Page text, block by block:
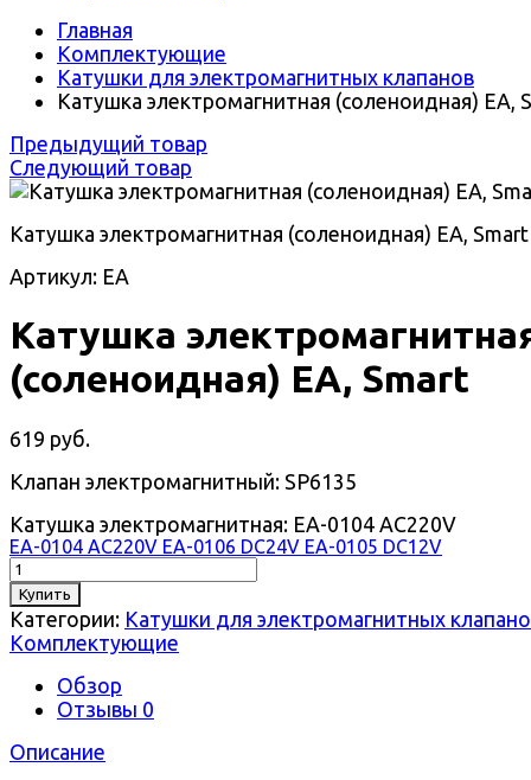
Главная
Комплектующие
Катушки для электромагнитных клапанов
Катушка электромагнитная (соленоидная) EA,
Предыдущий товар
Следующий товар
Катушка электромагнитная (соленоидная) EA, Smart
Артикул: EA
Катушка
(соленоидная) EA, Smart
619 руб.
Клапан электромагнитный: SP6135
Катушка электромагнитная: EA-0104 AC220V
EA-0104 AC220V EA-0106 DC24V EA-0105 DC12V
Купить
Категории: Катушки для электромагнитных
Комплектующие
Обзор
Отзывы 0
Описание